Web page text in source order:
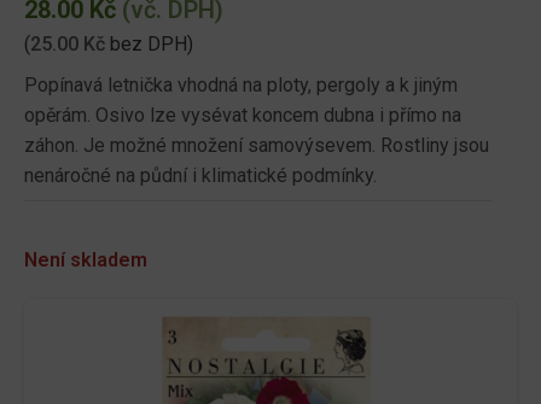
28.00 Kč (vč. DPH)
(25.00 Kč bez DPH)
Popínavá letnička vhodná na ploty, pergoly a k jiným
opěrám. Osivo lze vysévat koncem dubna i přímo na
záhon. Je možné množení samovýsevem. Rostliny jsou
nenáročné na půdní i klimatické podmínky.
Není skladem